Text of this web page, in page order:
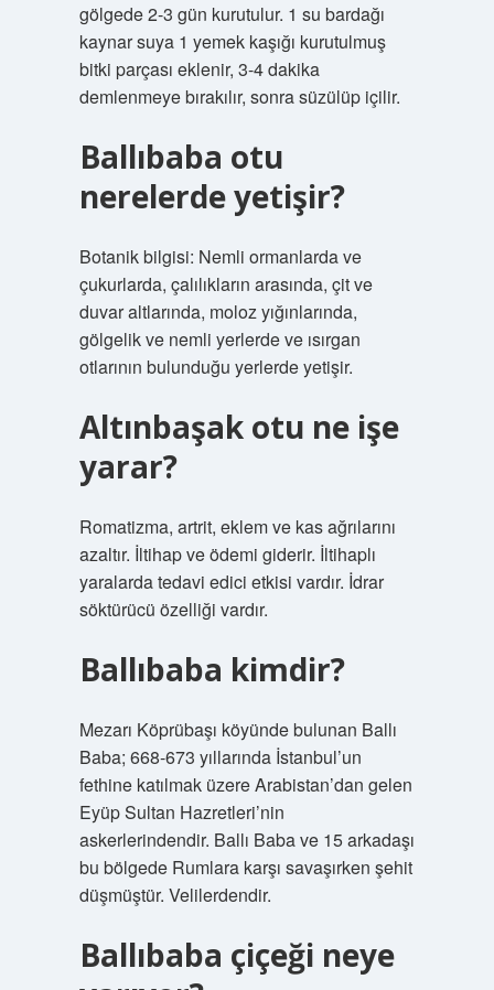
gölgede 2-3 gün kurutulur. 1 su bardağı
kaynar suya 1 yemek kaşığı kurutulmuş
bitki parçası eklenir, 3-4 dakika
demlenmeye bırakılır, sonra süzülüp içilir.
Ballıbaba otu
nerelerde yetişir?
Botanik bilgisi: Nemli ormanlarda ve
çukurlarda, çalılıkların arasında, çit ve
duvar altlarında, moloz yığınlarında,
gölgelik ve nemli yerlerde ve ısırgan
otlarının bulunduğu yerlerde yetişir.
Altınbaşak otu ne işe
yarar?
Romatizma, artrit, eklem ve kas ağrılarını
azaltır. İltihap ve ödemi giderir. İltihaplı
yaralarda tedavi edici etkisi vardır. İdrar
söktürücü özelliği vardır.
Ballıbaba kimdir?
Mezarı Köprübaşı köyünde bulunan Ballı
Baba; 668-673 yıllarında İstanbul’un
fethine katılmak üzere Arabistan’dan gelen
Eyüp Sultan Hazretleri’nin
askerlerindendir. Ballı Baba ve 15 arkadaşı
bu bölgede Rumlara karşı savaşırken şehit
düşmüştür. Velilerdendir.
Ballıbaba çiçeği neye